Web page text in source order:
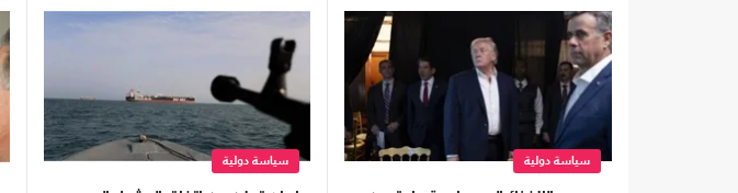
سياسة دولية سياسة دولية